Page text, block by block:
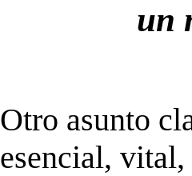
un
Otro asunto
esencial,